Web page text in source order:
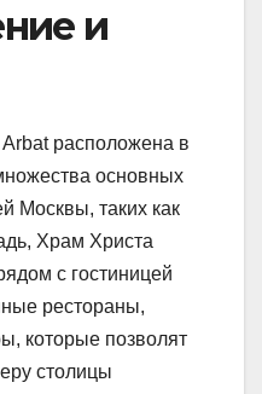
и
расположена в
основных
Москвы, таких как
Храм Христа
с гостиницей
рестораны,
которые позволят
столицы